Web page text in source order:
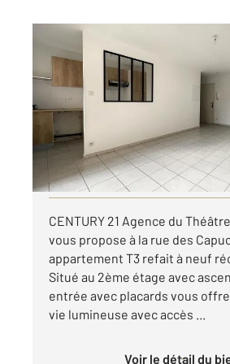
BELFORT 90
58,58 m
, 3 pièces
Ref : 30279
Appartement F3 à louer
650 €
par mois charges comprises
Visiter le site dédié
CENTURY 21 Agence du
vous propose à la rue des
appartement T3 refait à neuf
Situé au 2ème étage avec
entrée avec placards vous
vie lumineuse avec accès ...
Voir le détail du